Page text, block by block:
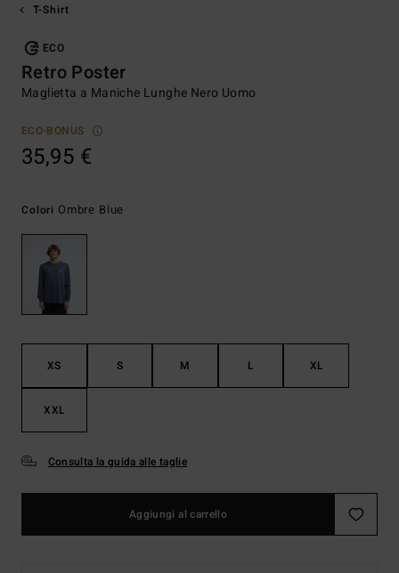
T-Shirt
ECO
Retro Poster
Maglietta a Maniche Lunghe Nero Uomo
ECO-BONUS
35,95 €
Colori Ombre Blue
XS S M L XL
XXL
Consulta la guida alle taglie
Aggiungi al carrello